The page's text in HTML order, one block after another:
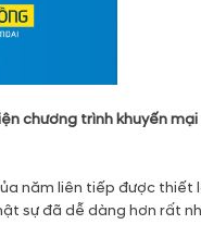
chương trình khuyến
năm liên tiếp được
sự đã dễ dàng hơn rất